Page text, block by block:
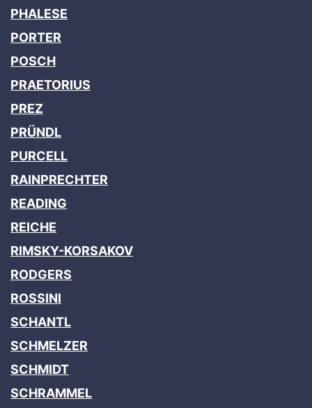
PHALESE
PORTER
POSCH
PRAETORIUS
PREZ
PRÜNDL
PURCELL
RAINPRECHTER
READING
REICHE
RIMSKY-KORSAKOV
RODGERS
ROSSINI
SCHANTL
SCHMELZER
SCHMIDT
SCHRAMMEL